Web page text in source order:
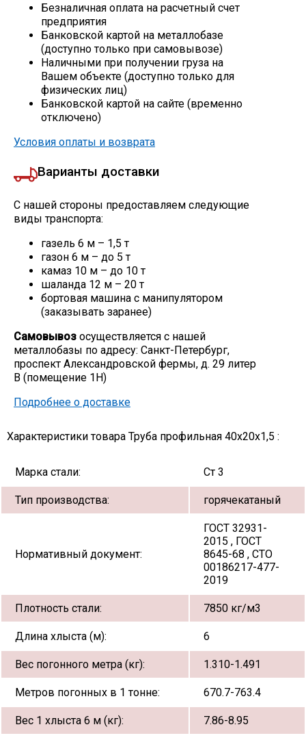
Безналичная оплата на расчетный счет
предприятия
Банковской картой на металлобазе
(доступно только при самовывозе)
Наличными при получении груза на
Вашем объекте (доступно только для
физических лиц)
Банковской картой на сайте (временно
отключено)
Условия оплаты и возврата
Варианты доставки
С нашей стороны предоставляем следующие
виды транспорта:
газель 6 м – 1,5 т
газон 6 м – до 5 т
камаз 10 м – до 10 т
шаланда 12 м – 20 т
бортовая машина с манипулятором
(заказывать заранее)
Самовывоз осуществляется с нашей
металлобазы по адресу: Санкт-Петербург,
проспект Александровской фермы, д. 29 литер
В (помещение 1Н)
Подробнее о доставке
Характеристики товара Труба профильная 40х20х1,5 :
Марка стали: Ст 3
Тип производства: горячекатаный
Нормативный документ:
ГОСТ 32931-
2015 , ГОСТ
8645-68 , СТО
00186217-477-
2019
Плотность стали: 7850 кг/м3
Длина хлыста (м): 6
Вес погонного метра (кг): 1.310-1.491
Метров погонных в 1 тонне: 670.7-763.4
Вес 1 хлыста 6 м (кг): 7.86-8.95